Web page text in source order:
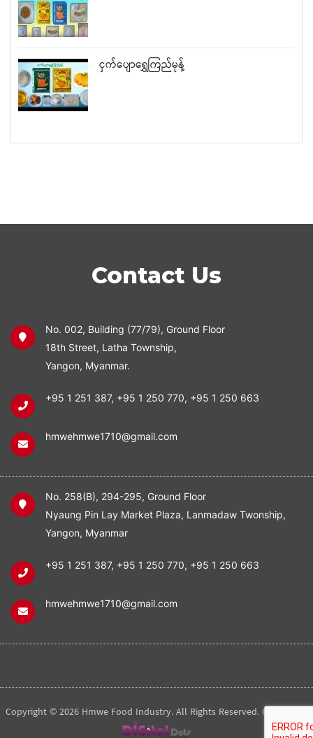
ငှက်ပျောရွှေကြည်မုန့်
Contact Us
No. 002, Building (77/79), Ground Floor
18th Street, Latha Township,
Yangon, Myanmar.
+95 1 251 387, +95 1 250 770, +95 1 250 663
hmwehmwe1710@gmail.com
No. 258(B), 294-295, Ground Floor
Nyaung Pin Lay Market Plaza, Lanmadaw Twonship,
Yangon, Myanmar
+95 1 251 387, +95 1 250 770, +95 1 250 663
hmwehmwe1710@gmail.com
Copyright © 2026 Hmwe Food Industry. All Rights Reserved. Created by